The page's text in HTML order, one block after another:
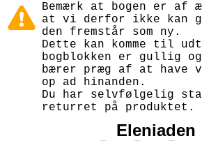
Bemærk at bogen er af
at vi derfor ikke kan
den fremstår som ny.
Dette kan komme til
bogblokken er gullig
bærer præg af at have
op ad hinanden.
Du har selvfølgelig
returret på produktet.
Eleniaden